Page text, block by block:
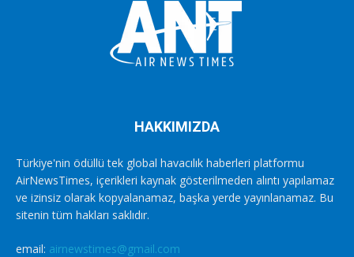
HAKKIMIZDA
Türkiye'nin ödüllü tek global havacılık haberleri platformu
AirNewsTimes, içerikleri kaynak gösterilmeden alıntı yapılamaz
ve izinsiz olarak kopyalanamaz, başka yerde yayınlanamaz. Bu
sitenin tüm hakları saklıdır.
email: airnewstimes@gmail.com